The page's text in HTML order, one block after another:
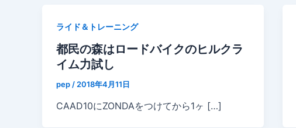
ライド＆トレーニング
都民の森はロードバイクのヒルクラ
イム力試し
pep / 2018年4月11日
CAAD10にZONDAをつけてから1ヶ […]